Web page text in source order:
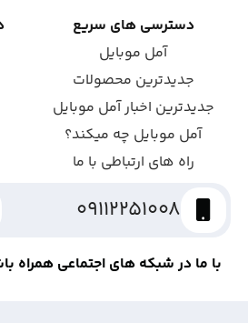
دسترسی های سریع
آمل موبایل
جدیدترین محصولات
جدیدترین اخبار آمل موبایل
آمل موبایل چه میکند؟
راه های ارتباطی با ما
09112251008
با ما در شبکه های اجتماعی همراه